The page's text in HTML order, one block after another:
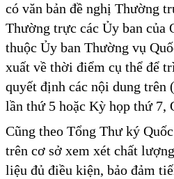
có văn bản đề nghị Thường
Thường trực các Ủy ban của
thuộc Ủy ban Thường vụ
xuất về thời điểm cụ thể để
quyết định các nội dung trên
lần thứ 5 hoặc Kỳ họp thứ 7,
Cũng theo Tổng Thư ký
trên cơ sở xem xét chất
liệu đủ điều kiện, bảo đảm